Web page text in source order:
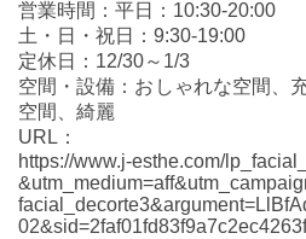
営業時間：平日：10:30-20:00
土・日・祝日：9:30-19:00
定休日：12/30～1/3
空間・設備：おしゃれな空間、
空間、綺麗
URL：
https://www.j-esthe.com/